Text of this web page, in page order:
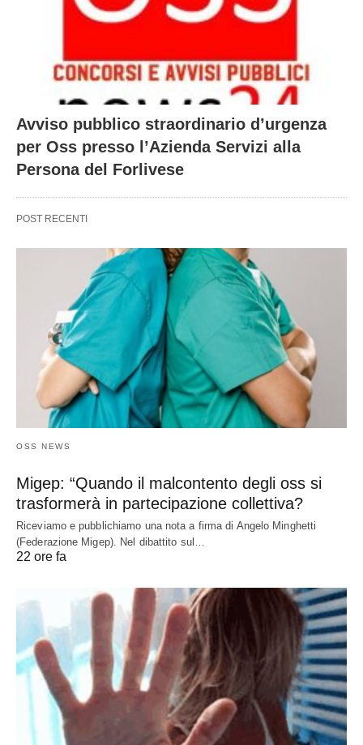
Avviso pubblico straordinario d’urgenza
per Oss presso l’Azienda Servizi alla
Persona del Forlivese
POST RECENTI
OSS NEWS
Migep: “Quando il malcontento degli oss si
trasformerà in partecipazione collettiva?
Riceviamo e pubblichiamo una nota a firma di Angelo Minghetti
(Federazione Migep). Nel dibattito sul…
22 ore fa